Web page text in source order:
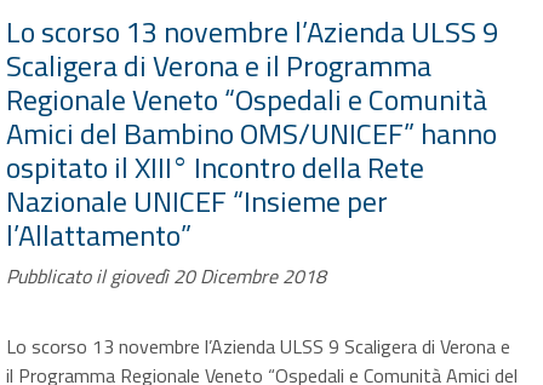
Lo scorso 13 novembre l’Azienda ULSS 9
Scaligera di Verona e il Programma
Regionale Veneto “Ospedali e Comunità
Amici del Bambino OMS/UNICEF” hanno
ospitato il XIII° Incontro della Rete
Nazionale UNICEF “Insieme per
l’Allattamento”
Pubblicato il giovedì 20 Dicembre 2018
Lo scorso 13 novembre l’Azienda ULSS 9 Scaligera di Verona e
il Programma Regionale Veneto “Ospedali e Comunità Amici del